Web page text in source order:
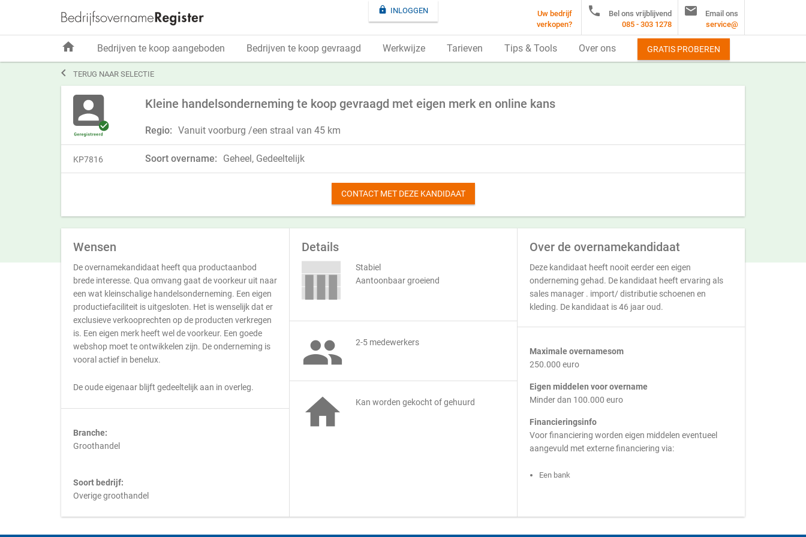
 TERUG NAAR SELECTIE
Kleine handelsonderneming te koop gevraagd met eigen merk en online kans
Regio: Vanuit voorburg /een straal van 45 km
KP7816 Soort overname: Geheel, Gedeeltelijk
CONTACT MET DEZE KANDIDAAT
Wensen
De overnamekandidaat heeft qua productaanbod
brede interesse. Qua omvang gaat de voorkeur uit naar
een wat kleinschalige handelsonderneming. Een eigen
productiefaciliteit is uitgesloten. Het is wenselijk dat er
exclusieve verkooprechten op de producten verkregen
is. Een eigen merk heeft wel de voorkeur. Een goede
webshop moet te ontwikkelen zijn. De onderneming is
vooral actief in benelux.
De oude eigenaar blijft gedeeltelijk aan in overleg.
Branche:
Groothandel
Soort bedrijf:
Overige groothandel
Details
Stabiel
Aantoonbaar groeiend
 2-5 medewerkers
 Kan worden gekocht of gehuurd
Over de overnamekandidaat
Deze kandidaat heeft nooit eerder een eigen
onderneming gehad. De kandidaat heeft ervaring als
sales manager . import/ distributie schoenen en
kleding. De kandidaat is 46 jaar oud.
Maximale overnamesom
250.000 euro
Eigen middelen voor overname
Minder dan 100.000 euro
Financieringsinfo
Voor financiering worden eigen middelen eventueel
aangevuld met externe financiering via:
Een bank
 INLOGGEN
Uw bedrijf
verkopen?

Bel ons vrijblijvend
085 - 303 1278

Email ons
service@
home Bedrijven te koop aangeboden Bedrijven te koop gevraagd Werkwijze Tarieven Tips & Tools Over ons GRATIS PROBEREN